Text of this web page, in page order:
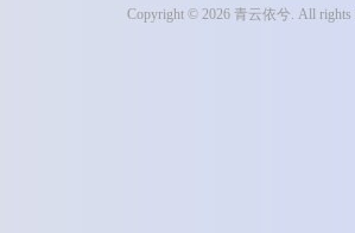
Copyright © 2026 青云依兮. All rights